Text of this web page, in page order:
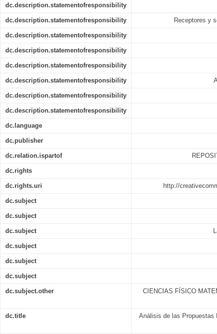
dc.description.statementofresponsibility
dc.description.statementofresponsibility Receptores y
dc.description.statementofresponsibility
dc.description.statementofresponsibility
dc.description.statementofresponsibility
dc.description.statementofresponsibility
dc.description.statementofresponsibility
dc.description.statementofresponsibility
dc.language
dc.publisher
dc.relation.ispartof
dc.rights
dc.rights.uri http://
dc.subject
dc.subject
dc.subject
dc.subject
dc.subject
dc.subject
dc.subject.other CIENCIAS FÍSICO
dc.title Análisis de las Propuestas